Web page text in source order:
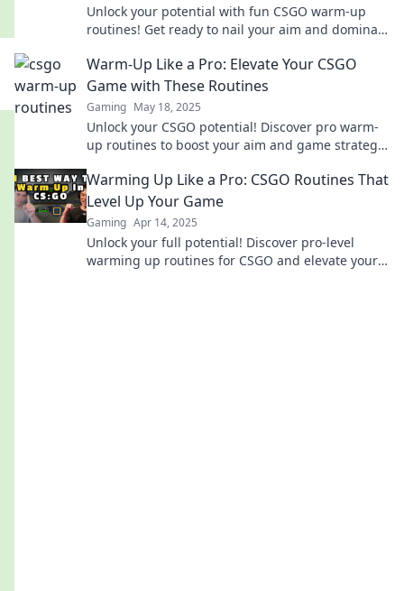
Unlock your potential with fun CSGO warm-up
routines! Get ready to nail your aim and dominate
Warm-Up Like a Pro: Elevate Your CSGO
Game with These Routines
Gaming May 18, 2025
Unlock your CSGO potential! Discover pro warm-
up routines to boost your aim and game strategy
Warming Up Like a Pro: CSGO Routines That
Level Up Your Game
Gaming Apr 14, 2025
Unlock your full potential! Discover pro-level
warming up routines for CSGO and elevate your